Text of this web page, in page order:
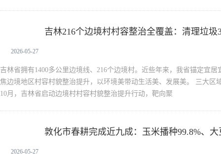
吉林216个边境村村容整治全覆盖：清理垃圾
2026-05-27
吉林省拥有1400多公里边境线、216个边境村。近些年来，我省锚定宜
焦边境地区村容村貌整治提升，以环境美带动生活美、发展美。 三大区
10月，吉林省启动边境村村容村貌整治提升行动，靶向聚
敦化市春耕完成近九成：玉米播种99.8%、大
2026-05-27